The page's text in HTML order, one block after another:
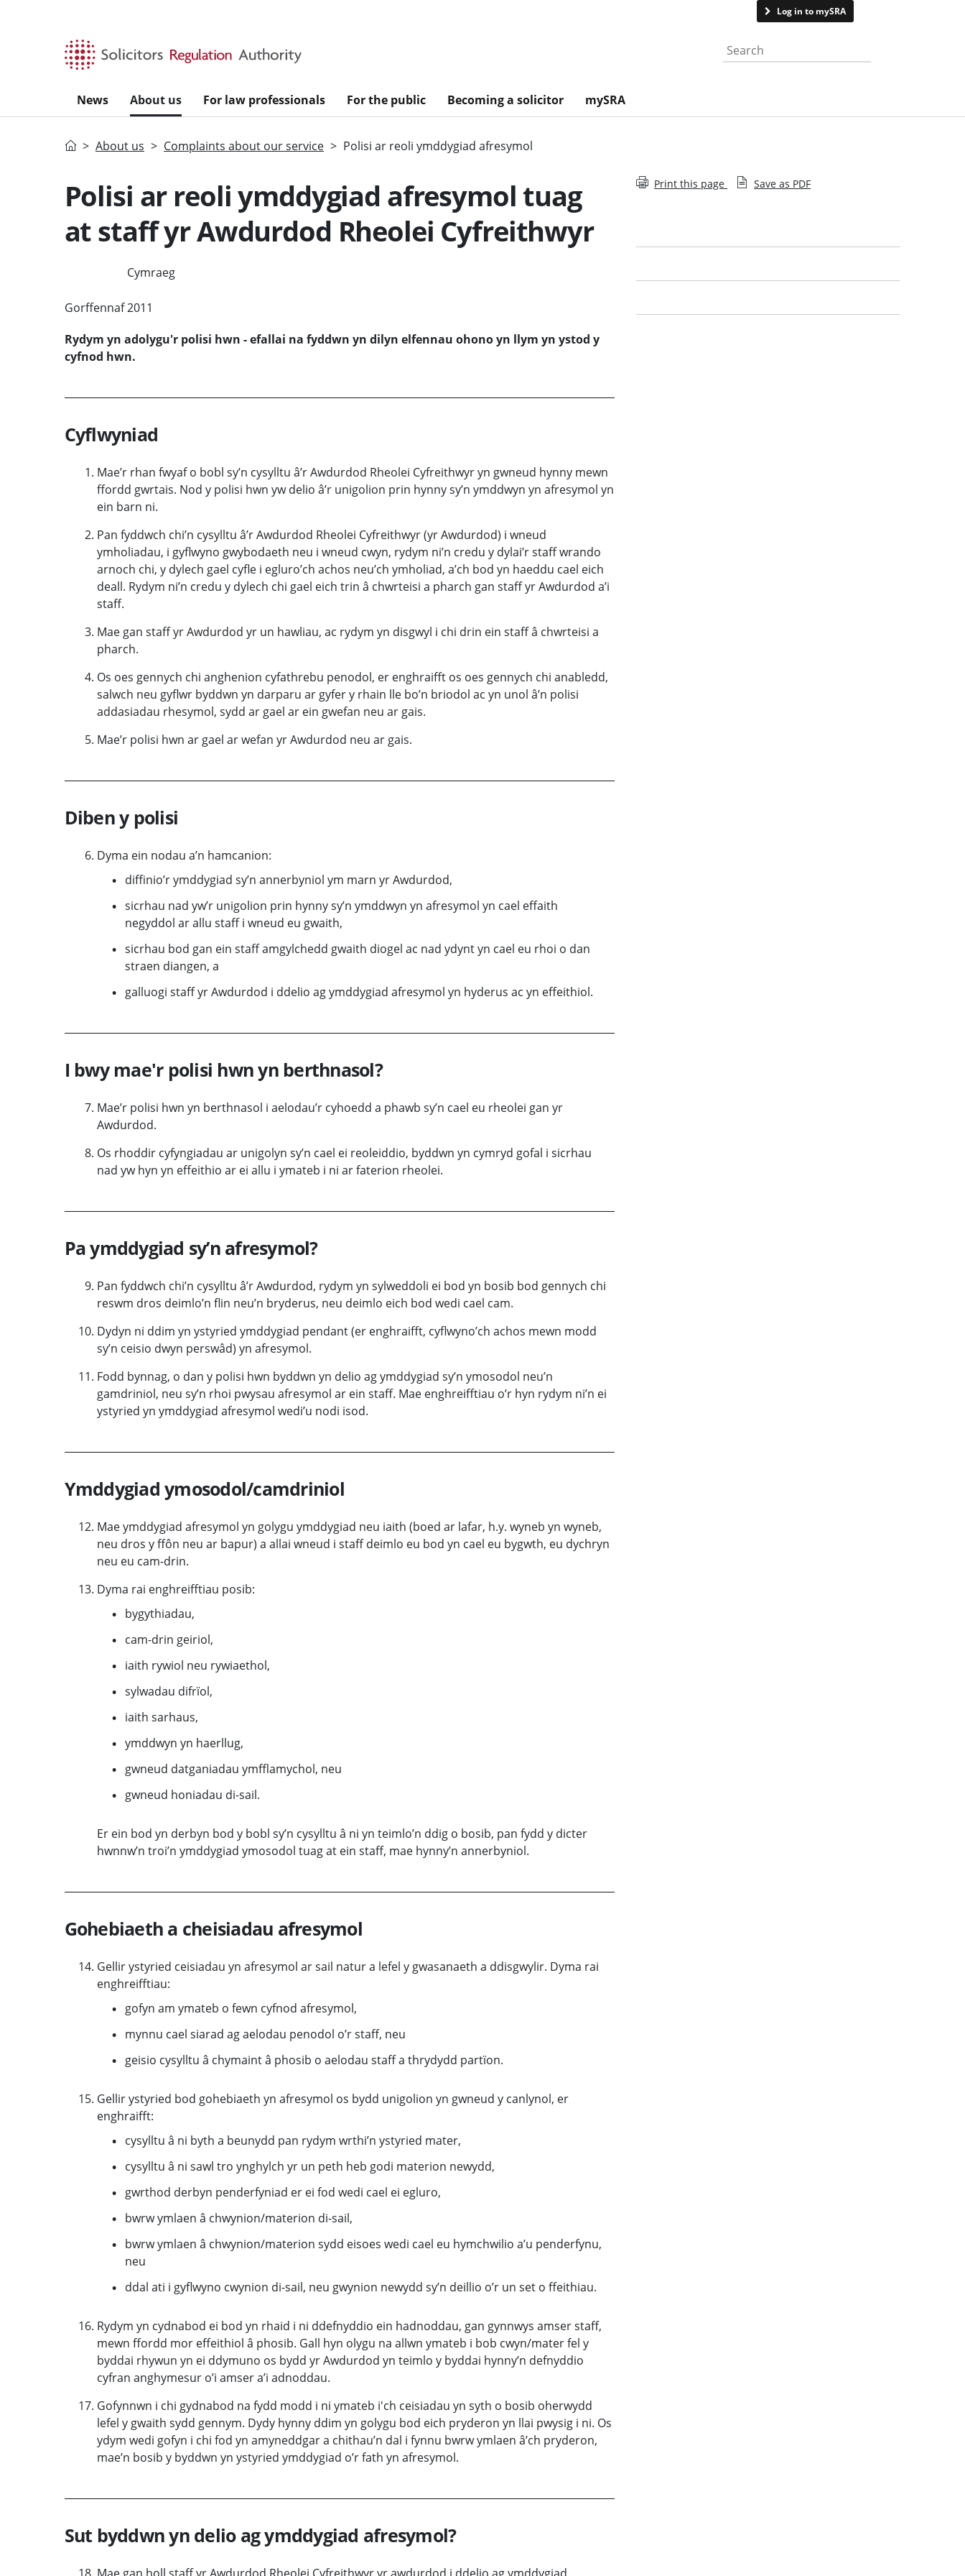
Log in to mySRA
Search the website
News About us For law professionals For the public Becoming a solicitor mySRA
HomeAbout us Complaints about our service Polisi ar reoli ymddygiad afresymol
Polisi ar reoli ymddygiad afresymol tuag
at staff yr Awdurdod Rheolei Cyfreithwyr
Cymraeg
Gorffennaf 2011
Rydym yn adolygu'r polisi hwn - efallai na fyddwn yn dilyn elfennau ohono yn llym yn ystod y
cyfnod hwn.
Cyflwyniad
Mae’r rhan fwyaf o bobl sy’n cysylltu â’r Awdurdod Rheolei Cyfreithwyr yn gwneud hynny mewn
ffordd gwrtais. Nod y polisi hwn yw delio â’r unigolion prin hynny sy’n ymddwyn yn afresymol yn
ein barn ni.
Pan fyddwch chi’n cysylltu â’r Awdurdod Rheolei Cyfreithwyr (yr Awdurdod) i wneud
ymholiadau, i gyflwyno gwybodaeth neu i wneud cwyn, rydym ni’n credu y dylai’r staff wrando
arnoch chi, y dylech gael cyfle i egluro’ch achos neu’ch ymholiad, a’ch bod yn haeddu cael eich
deall. Rydym ni’n credu y dylech chi gael eich trin â chwrteisi a pharch gan staff yr Awdurdod a’i
staff.
Mae gan staff yr Awdurdod yr un hawliau, ac rydym yn disgwyl i chi drin ein staff â chwrteisi a
pharch.
Os oes gennych chi anghenion cyfathrebu penodol, er enghraifft os oes gennych chi anabledd,
salwch neu gyflwr byddwn yn darparu ar gyfer y rhain lle bo’n briodol ac yn unol â’n polisi
addasiadau rhesymol, sydd ar gael ar ein gwefan neu ar gais.
Mae’r polisi hwn ar gael ar wefan yr Awdurdod neu ar gais.
Diben y polisi
Dyma ein nodau a’n hamcanion:
diffinio’r ymddygiad sy’n annerbyniol ym marn yr Awdurdod,
sicrhau nad yw’r unigolion prin hynny sy’n ymddwyn yn afresymol yn cael effaith
negyddol ar allu staff i wneud eu gwaith,
sicrhau bod gan ein staff amgylchedd gwaith diogel ac nad ydynt yn cael eu rhoi o dan
straen diangen, a
galluogi staff yr Awdurdod i ddelio ag ymddygiad afresymol yn hyderus ac yn effeithiol.
I bwy mae'r polisi hwn yn berthnasol?
Mae’r polisi hwn yn berthnasol i aelodau’r cyhoedd a phawb sy’n cael eu rheolei gan yr
Awdurdod.
Os rhoddir cyfyngiadau ar unigolyn sy’n cael ei reoleiddio, byddwn yn cymryd gofal i sicrhau
nad yw hyn yn effeithio ar ei allu i ymateb i ni ar faterion rheolei.
Pa ymddygiad sy’n afresymol?
Pan fyddwch chi’n cysylltu â’r Awdurdod, rydym yn sylweddoli ei bod yn bosib bod gennych chi
reswm dros deimlo’n flin neu’n bryderus, neu deimlo eich bod wedi cael cam.
Dydyn ni ddim yn ystyried ymddygiad pendant (er enghraifft, cyflwyno’ch achos mewn modd
sy’n ceisio dwyn perswâd) yn afresymol.
Fodd bynnag, o dan y polisi hwn byddwn yn delio ag ymddygiad sy’n ymosodol neu’n
gamdriniol, neu sy’n rhoi pwysau afresymol ar ein staff. Mae enghreifftiau o’r hyn rydym ni’n ei
ystyried yn ymddygiad afresymol wedi’u nodi isod.
Ymddygiad ymosodol/camdriniol
Mae ymddygiad afresymol yn golygu ymddygiad neu iaith (boed ar lafar, h.y. wyneb yn wyneb,
neu dros y ffôn neu ar bapur) a allai wneud i staff deimlo eu bod yn cael eu bygwth, eu dychryn
neu eu cam-drin.
Dyma rai enghreifftiau posib:
bygythiadau,
cam-drin geiriol,
iaith rywiol neu rywiaethol,
sylwadau difrïol,
iaith sarhaus,
ymddwyn yn haerllug,
gwneud datganiadau ymfflamychol, neu
gwneud honiadau di-sail.
Er ein bod yn derbyn bod y bobl sy’n cysylltu â ni yn teimlo’n ddig o bosib, pan fydd y dicter
hwnnw’n troi’n ymddygiad ymosodol tuag at ein staff, mae hynny’n annerbyniol.
Gohebiaeth a cheisiadau afresymol
Gellir ystyried ceisiadau yn afresymol ar sail natur a lefel y gwasanaeth a ddisgwylir. Dyma rai
enghreifftiau:
gofyn am ymateb o fewn cyfnod afresymol,
mynnu cael siarad ag aelodau penodol o’r staff, neu
geisio cysylltu â chymaint â phosib o aelodau staff a thrydydd partïon.
Gellir ystyried bod gohebiaeth yn afresymol os bydd unigolion yn gwneud y canlynol, er
enghraifft:
cysylltu â ni byth a beunydd pan rydym wrthi’n ystyried mater,
cysylltu â ni sawl tro ynghylch yr un peth heb godi materion newydd,
gwrthod derbyn penderfyniad er ei fod wedi cael ei egluro,
bwrw ymlaen â chwynion/materion di-sail,
bwrw ymlaen â chwynion/materion sydd eisoes wedi cael eu hymchwilio a’u penderfynu,
neu
ddal ati i gyflwyno cwynion di-sail, neu gwynion newydd sy’n deillio o’r un set o ffeithiau.
Rydym yn cydnabod ei bod yn rhaid i ni ddefnyddio ein hadnoddau, gan gynnwys amser staff,
mewn ffordd mor effeithiol â phosib. Gall hyn olygu na allwn ymateb i bob cwyn/mater fel y
byddai rhywun yn ei ddymuno os bydd yr Awdurdod yn teimlo y byddai hynny’n defnyddio
cyfran anghymesur o’i amser a’i adnoddau.
Gofynnwn i chi gydnabod na fydd modd i ni ymateb i'ch ceisiadau yn syth o bosib oherwydd
lefel y gwaith sydd gennym. Dydy hynny ddim yn golygu bod eich pryderon yn llai pwysig i ni. Os
ydym wedi gofyn i chi fod yn amyneddgar a chithau’n dal i fynnu bwrw ymlaen â’ch pryderon,
mae’n bosib y byddwn yn ystyried ymddygiad o’r fath yn afresymol.
Sut byddwn yn delio ag ymddygiad afresymol?
Print this page Save as PDF